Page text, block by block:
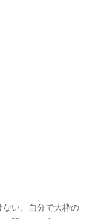
い、自分で大枠の